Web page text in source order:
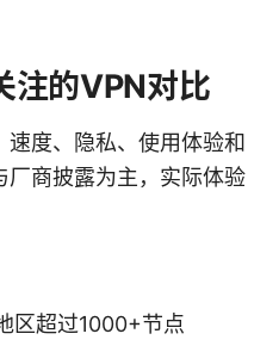
的VPN对比
速度、隐私、使用体验和
商披露为主，实际体验
区超过1000+节点